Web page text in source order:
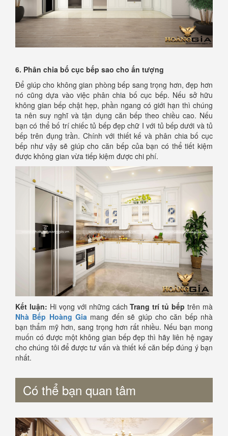
6. Phân chia bố cục bếp sao cho ấn tượng
Để giúp cho không gian phòng bếp sang trọng hơn, đẹp hơn
nó cũng dựa vào việc phân chia bố cục bếp. Nếu sở hữu
không gian bếp chật hẹp, phần ngang có giới hạn thì chúng
ta nên suy nghĩ và tận dụng căn bếp theo chiều cao. Nếu
bạn có thể bố trí chiếc tủ bếp đẹp chữ I với tủ bếp dưới và tủ
bếp trên đụng trần. Chính với thiết kế và phân chia bố cục
bếp như vậy sẽ giúp cho căn bếp của bạn có thể tiết kiệm
được không gian vừa tiếp kiệm được chi phí.
Kết luận: Hi vọng với những cáchTrang trí tủ bếptrên mà
Nhà Bếp Hoàng Gia mang đến sẽ giúp cho căn bếp nhà
bạn thẩm mỹ hơn, sang trọng hơn rất nhiều. Nếu bạn mong
muốn có được một không gian bếp đẹp thì hãy liên hệ ngay
cho chúng tôi để được tư vấn và thiết kế căn bếp đúng ý bạn
nhất.
Có thể bạn quan tâm